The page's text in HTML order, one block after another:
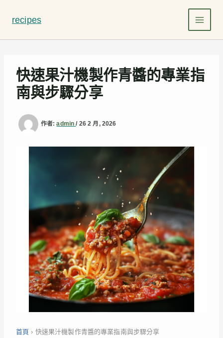
要
recipes
快速果汁機製作青醬的專業指
南與步驟分享
作者:admin/ 26 2 月, 2026
首頁 › 快速果汁機製作青醬的專業指南與步驟分享